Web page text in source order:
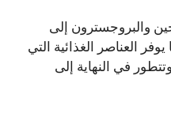
والبروجسترون إلى
العناصر الغذائية التي
في النهاية إلى